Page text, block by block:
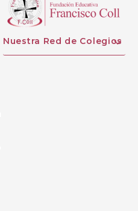
Nuestra Red de Colegios